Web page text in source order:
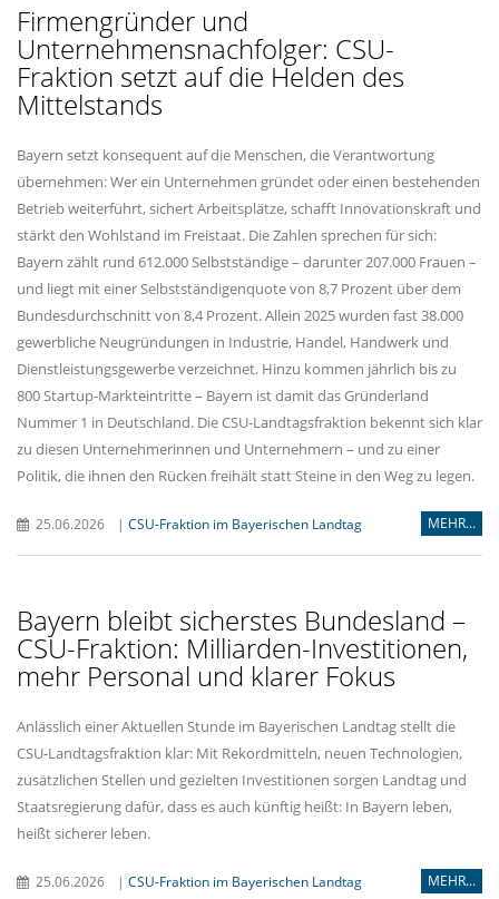
Firmengründer und
Unternehmensnachfolger: CSU-
Fraktion setzt auf die Helden des
Mittelstands
Bayern setzt konsequent auf die Menschen, die Verantwortung
übernehmen: Wer ein Unternehmen gründet oder einen bestehenden
Betrieb weiterführt, sichert Arbeitsplätze, schafft Innovationskraft und
stärkt den Wohlstand im Freistaat. Die Zahlen sprechen für sich:
Bayern zählt rund 612.000 Selbstständige – darunter 207.000 Frauen –
und liegt mit einer Selbstständigenquote von 8,7 Prozent über dem
Bundesdurchschnitt von 8,4 Prozent. Allein 2025 wurden fast 38.000
gewerbliche Neugründungen in Industrie, Handel, Handwerk und
Dienstleistungsgewerbe verzeichnet. Hinzu kommen jährlich bis zu
800 Startup-Markteintritte – Bayern ist damit das Gründerland
Nummer 1 in Deutschland. Die CSU-Landtagsfraktion bekennt sich klar
zu diesen Unternehmerinnen und Unternehmern – und zu einer
Politik, die ihnen den Rücken freihält statt Steine in den Weg zu legen.
25.06.2026 | CSU-Fraktion im Bayerischen Landtag MEHR...
Bayern bleibt sicherstes Bundesland –
CSU-Fraktion: Milliarden-Investitionen,
mehr Personal und klarer Fokus
Anlässlich einer Aktuellen Stunde im Bayerischen Landtag stellt die
CSU-Landtagsfraktion klar: Mit Rekordmitteln, neuen Technologien,
zusätzlichen Stellen und gezielten Investitionen sorgen Landtag und
Staatsregierung dafür, dass es auch künftig heißt: In Bayern leben,
heißt sicherer leben.
25.06.2026 | CSU-Fraktion im Bayerischen Landtag MEHR...